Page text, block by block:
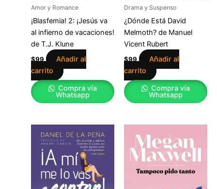
Amor y Romance
¡Blasfemia! 2: ¡Jesús va
al infierno de vacaciones!
de T.J. Klune
$99
Añadir al
carrito
Compra vía
Whatsapp
Drama y Suspenso
¿Dónde Está David
Melmoth? de Manuel
Vicent Rubert
$99
Añadir al
carrito
Compra vía
Whatsapp